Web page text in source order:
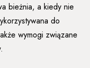
bieżnia, a kiedy nie
do
wymogi związane